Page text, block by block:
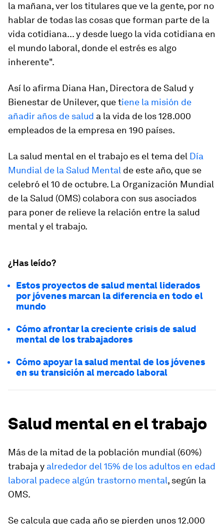
la mañana, ver los titulares que ve la gente, por no
hablar de todas las cosas que forman parte de la
vida cotidiana... y desde luego la vida cotidiana en
el mundo laboral, donde el estrés es algo
inherente".
Así lo afirma Diana Han, Directora de Salud y
Bienestar de Unilever, que tiene la misión de
añadir años de salud a la vida de los 128.000
empleados de la empresa en 190 países.
La salud mental en el trabajo es el tema del Día
Mundial de la Salud Mental de este año, que se
celebró el 10 de octubre. La Organización Mundial
de la Salud (OMS) colabora con sus asociados
para poner de relieve la relación entre la salud
mental y el trabajo.
¿Has leído?
Estos proyectos de salud mental liderados
por jóvenes marcan la diferencia en todo el
mundo
Cómo afrontar la creciente crisis de salud
mental de los trabajadores
Cómo apoyar la salud mental de los jóvenes
en su transición al mercado laboral
Salud mental en el trabajo
Más de la mitad de la población mundial (60%)
trabaja y alrededor del 15% de los adultos en edad
laboral padece algún trastorno mental, según la
OMS.
Se calcula que cada año se pierden unos 12.000